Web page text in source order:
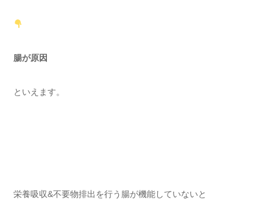
腸が原因
といえます。
栄養吸収&不要物排出を行う腸が機能していないと